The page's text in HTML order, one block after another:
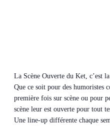
La Scène Ouverte du Ket, c’est
Que ce soit pour des humoristes
première fois sur scène ou pour
scène leur est ouverte pour tout
Une line-up différente chaque